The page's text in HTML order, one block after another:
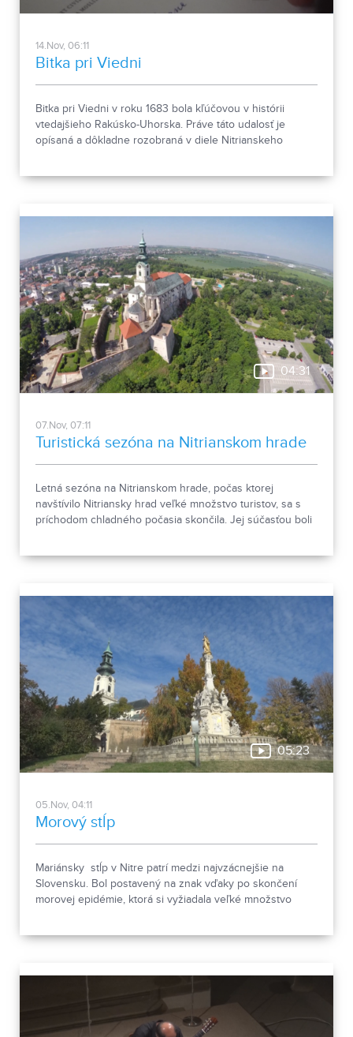
14.Nov, 06:11
Bitka pri Viedni
Bitka pri Viedni v roku 1683 bola kľúčovou v histórii
vtedajšieho Rakúsko-Uhorska. Práve táto udalosť je
opísaná a dôkladne rozobraná v diele Nitrianskeho
04:31
07.Nov, 07:11
Turistická sezóna na Nitrianskom hrade
Letná sezóna na Nitrianskom hrade, počas ktorej
navštívilo Nitriansky hrad veľké množstvo turistov, sa s
príchodom chladného počasia skončila. Jej súčasťou boli
05:23
05.Nov, 04:11
Morový stĺp
Mariánsky stĺp v Nitre patrí medzi najvzácnejšie na
Slovensku. Bol postavený na znak vďaky po skončení
morovej epidémie, ktorá si vyžiadala veľké množstvo